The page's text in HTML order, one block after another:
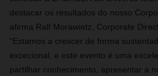
destacar os resultados do nosso
afirma Ralf Morawietz, Corporate
“Estamos a crescer de forma
excecional, e este evento é uma
partilhar conhecimento, apresentar a